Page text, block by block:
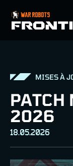
FR
MISES À
PATCH
2026
18.05.2026